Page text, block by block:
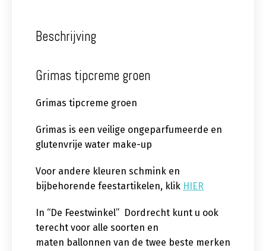
Beschrijving
Grimas tipcreme groen
Grimas tipcreme groen
Grimas is een veilige ongeparfumeerde en
glutenvrije water make-up
Voor andere kleuren schmink en
bijbehorende feestartikelen, klik HIER
In “De Feestwinkel” Dordrecht kunt u ook
terecht voor alle soorten en
maten ballonnen van de twee beste merken